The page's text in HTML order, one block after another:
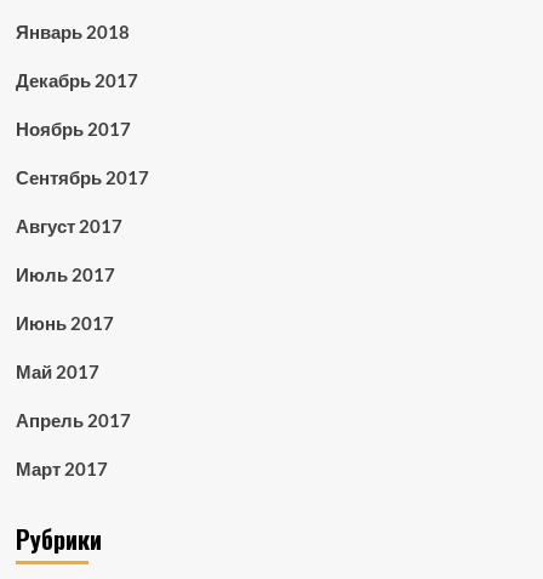
Январь 2018
Декабрь 2017
Ноябрь 2017
Сентябрь 2017
Август 2017
Июль 2017
Июнь 2017
Май 2017
Апрель 2017
Март 2017
Рубрики